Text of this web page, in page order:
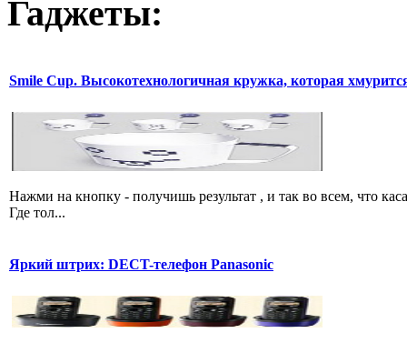
Гаджеты:
Smile Cup. Высокотехнологичная кружка, которая
Нажми на кнопку - получишь результат , и так во всем, что
Где тол...
Яркий штрих: DECT-телефон Panasonic